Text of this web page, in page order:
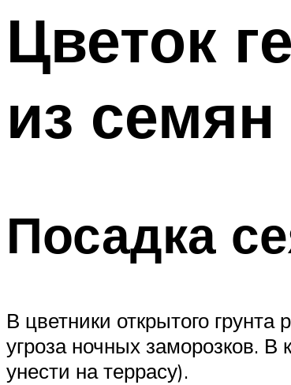
Цветок
из
Посадка
В цветники открытого
угроза ночных заморозков. В
унести на террасу).